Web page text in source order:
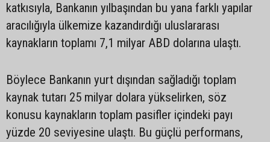
katkısıyla, Bankanın yılbaşından bu yana farklı yapılar
aracılığıyla ülkemize kazandırdığı uluslararası
kaynakların toplamı 7,1 milyar ABD dolarına ulaştı.
Böylece Bankanın yurt dışından sağladığı toplam
kaynak tutarı 25 milyar dolara yükselirken, söz
konusu kaynakların toplam pasifler içindeki payı
yüzde 20 seviyesine ulaştı. Bu güçlü performans,